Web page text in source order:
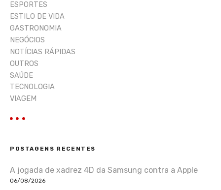
ESPORTES
ESTILO DE VIDA
GASTRONOMIA
NEGÓCIOS
NOTÍCIAS RÁPIDAS
OUTROS
SAÚDE
TECNOLOGIA
VIAGEM
POSTAGENS RECENTES
A jogada de xadrez 4D da Samsung contra a Apple
06/08/2026